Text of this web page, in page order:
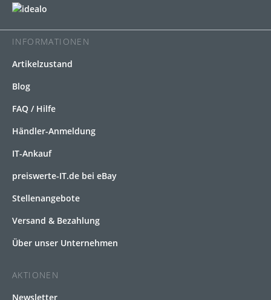
INFORMATIONEN
Artikelzustand
Blog
FAQ / Hilfe
Händler-Anmeldung
IT-Ankauf
preiswerte-IT.de bei eBay
Stellenangebote
Versand & Bezahlung
Über unser Unternehmen
AKTIONEN
Newsletter